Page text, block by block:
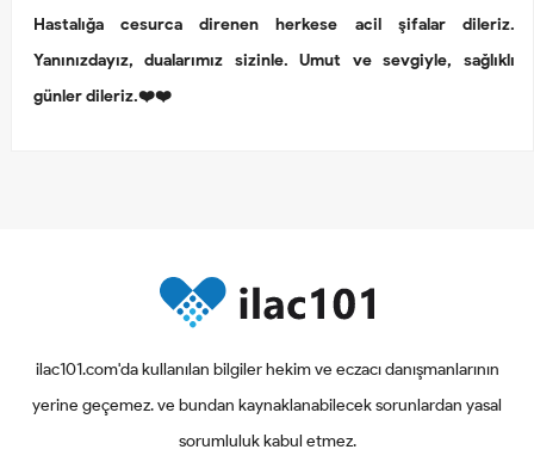
Hastalığa cesurca direnen herkese acil şifalar dileriz.
Yanınızdayız, dualarımız sizinle. Umut ve sevgiyle, sağlıklı
günler dileriz.❤️❤️
ilac101.com'da kullanılan bilgiler hekim ve eczacı danışmanlarının
yerine geçemez. ve bundan kaynaklanabilecek sorunlardan yasal
sorumluluk kabul etmez.